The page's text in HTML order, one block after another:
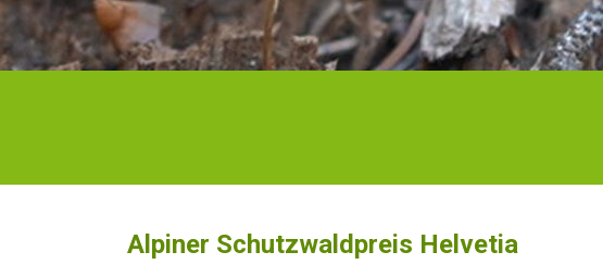
Alpiner Schutzwaldpreis Helvetia